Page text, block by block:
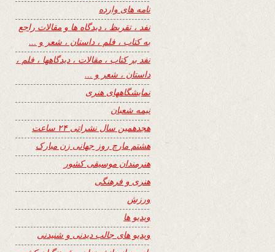
نامه های وارده
نفد ، تقریظ ، دیدگاه ها و مقالات راجع
به کتاب ، فلم ، داستان ، شعر و …
نفد بر کتاب ، مقالات ، دیدگاهها ، فلم ،
داستان ، شعر و …
نمایشگاههای هنری
نیمه شعبان
هجدهمین سال نشراتی ۲۴ ساعت
هشتم مارچ روز جهانی زن مبارک
هنرمندان موسیقی کشور
هنری و فرهنگی
ورزش
ویدیو ها
ویدیو های جالب دیدنی و شنیدنی